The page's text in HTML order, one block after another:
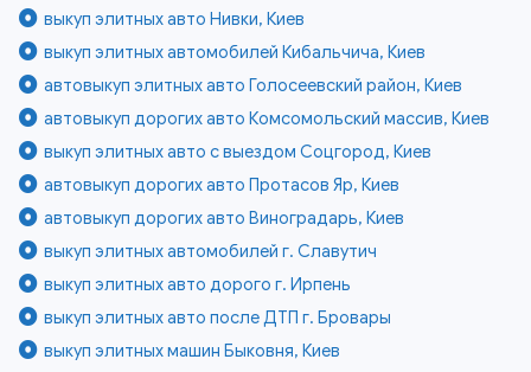
выкуп элитных авто Нивки, Киев
выкуп элитных автомобилей Кибальчича, Киев
автовыкуп элитных авто Голосеевский район, Киев
автовыкуп дорогих авто Комсомольский массив, Киев
выкуп элитных авто с выездом Соцгород, Киев
автовыкуп дорогих авто Протасов Яр, Киев
автовыкуп дорогих авто Виноградарь, Киев
выкуп элитных автомобилей г. Славутич
выкуп элитных авто дорого г. Ирпень
выкуп элитных авто после ДТП г. Бровары
выкуп элитных машин Быковня, Киев